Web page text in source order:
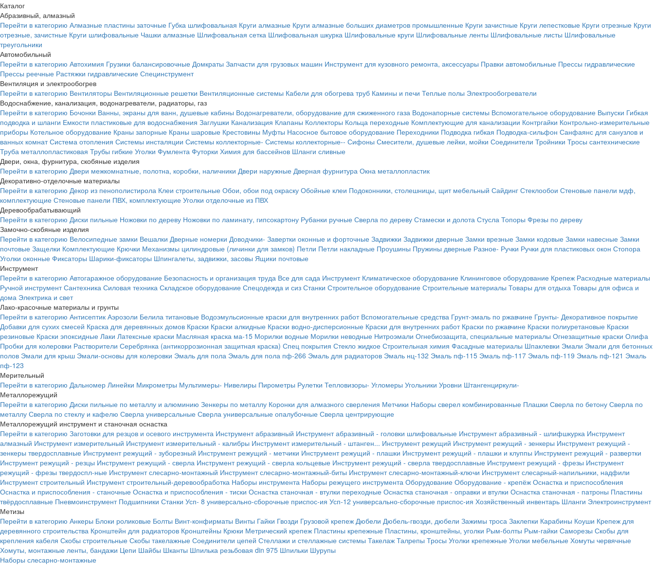
Каталог
Абразивный, алмазный
Перейти в категорию Алмазные пластины заточные Губка шлифовальная Круги алмазные Круги алмазные больших диаметров промышленные Круги зачистные Круги лепестковые Круги отрезные Круги
отрезные, зачистные Круги шлифовальные Чашки алмазные Шлифовальная сетка Шлифовальная шкурка Шлифовальные круги Шлифовальные ленты Шлифовальные листы Шлифовальные
треугольники
Автомобильный
Перейти в категорию Автохимия Грузики балансировочные Домкраты Запчасти для грузовых машин Инструмент для кузовного ремонта, аксессуары Правки автомобильные Прессы гидравлические
Прессы реечные Растяжки гидравлические Специнструмент
Вентиляция и электрообогрев
Перейти в категорию Вентиляторы Вентиляционные решетки Вентиляционные системы Кабели для обогрева труб Камины и печи Теплые полы Электрообогреватели
Водоснабжение, канализация, водонагреватели, радиаторы, газ
Перейти в категорию Бочонки Ванны, экраны для ванн, душевые кабины Водонагреватели, оборудование для сжиженного газа Водонапорные системы Вспомогательное оборудование Выпуски Гибкая
подводка и шланги Емкости пластиковые для водоснабжения Заглушки Канализация Клапаны Коллекторы Кольца переходные Комплектующие для канализации Контргайки Контрольно-измерительные
приборы Котельное оборудование Краны запорные Краны шаровые Крестовины Муфты Насосное бытовое оборудование Переходники Подводка гибкая Подводка-сильфон Санфаянс для санузлов и
ванных комнат Система отопления Системы инсталяции Системы коллекторные- Системы коллекторные-- Сифоны Смесители, душевые лейки, мойки Соединители Тройники Тросы сантехнические
Труба металлопластиковая Трубы гибкие Уголки Фумлента Футорки Химия для бассейнов Шланги сливные
Двери, окна, фурнитура, скобяные изделия
Перейти в категорию Двери межкомнатные, полотна, коробки, наличники Двери наружные Дверная фурнитура Окна металлопластик
Декоративно-отделочные материалы
Перейти в категорию Декор из пенополистирола Клеи строительные Обои, обои под окраску Обойные клеи Подоконники, столешницы, щит мебельный Сайдинг Стеклообои Стеновые панели мдф,
комплектующие Стеновые панели ПВХ, комплектующие Уголки отделочные из ПВХ
Деревообрабатывающий
Перейти в категорию Диски пильные Ножовки по дереву Ножовки по ламинату, гипсокартону Рубанки ручные Сверла по дереву Стамески и долота Стусла Топоры Фрезы по дереву
Замочно-скобяные изделия
Перейти в категорию Велосипедные замки Вешалки Дверные номерки Доводчики- Завертки оконные и форточные Задвижки Задвижки дверные Замки врезные Замки кодовые Замки навесные Замки
почтовые Защелки Комплектующие Крючки Механизмы цилиндровые (личинки для замков) Петли Петли накладные Проушины Пружины дверные Разное- Ручки Ручки для пластиковых окон Стопора
Уголки оконные Фиксаторы Шарики-фиксаторы Шпингалеты, задвижки, засовы Ящики почтовые
Инструмент
Перейти в категорию Автогаражное оборудование Безопасность и организация труда Все для сада Инструмент Климатическое оборудование Клининговое оборудование Крепеж Расходные материалы
Ручной инструмент Сантехника Силовая техника Складское оборудование Спецодежда и сиз Станки Строительное оборудование Строительные материалы Товары для отдыха Товары для офиса и
дома Электрика и свет
Лако-красочные материалы и грунты
Перейти в категорию Антисептик Аэрозоли Белила титановые Водоэмульсионные краски для внутренних работ Вспомогательные средства Грунт-эмаль по ржавчине Грунты- Декоративное покрытие
Добавки для сухих смесей Краска для деревянных домов Краски Краски алкидные Краски водно-дисперсионные Краски для внутренних работ Краски по ржавчине Краски полиуретановые Краски
резиновые Краски эпоксидные Лаки Латексные краски Масляная краска ма-15 Морилки водные Морилки неводные Нитроэмали Огнебиозащита, специальные материалы Огнезащитные краски Олифа
Пробки для колеровки Растворители Серебрянка (антикоррозионная защитная краска) Спец покрытия Стекло жидкое Строительная химия Фасадные материалы Шпаклевки Эмали Эмали для бетонных
полов Эмали для крыш Эмали-основы для колеровки Эмаль для пола Эмаль для пола пф-266 Эмаль для радиаторов Эмаль нц-132 Эмаль пф-115 Эмаль пф-117 Эмаль пф-119 Эмаль пф-121 Эмаль
пф-123
Мерительный
Перейти в категорию Дальномер Линейки Микрометры Мультимеры- Нивелиры Пирометры Рулетки Тепловизоры- Угломеры Угольники Уровни Штангенциркули-
Металлорежущий
Перейти в категорию Диски пильные по металлу и алюминию Зенкеры по металлу Коронки для алмазного сверления Метчики Наборы сверел комбинированные Плашки Сверла по бетону Сверла по
металлу Сверла по стеклу и кафелю Сверла универсальные Сверла универсальные опалубочные Сверла центрирующие
Металлорежущий инструмент и станочная оснастка
Перейти в категорию Заготовки для резцов и осевого инструмента Инструмент абразивный Инструмент абразивный - головки шлифовальные Инструмент абразивный - шлифшкурка Инструмент
алмазный Инструмент измерительный Инструмент измерительный - калибры Инструмент измерительный - штанген... Инструмент режущий Инструмент режущий - зенкеры Инструмент режущий -
зенкеры твердосплавные Инструмент режущий - зуборезный Инструмент режущий - метчики Инструмент режущий - плашки Инструмент режущий - плашки и клуппы Инструмент режущий - развертки
Инструмент режущий - резцы Инструмент режущий - сверла Инструмент режущий - сверла кольцевые Инструмент режущий - сверла твердосплавные Инструмент режущий - фрезы Инструмент
режущий - фрезы твердоспл-ные Инструмент слесарно-монтажный Инструмент слесарно-монтажный-биты Инструмент слесарно-монтажный-ключи Инструмент слесарный-напильники, надфили
Инструмент строительный Инструмент строительный-деревообработка Наборы инструмента Наборы режущего инструмента Оборудование Оборудование - крепёж Оснастка и приспособления
Оснастка и приспособления - станочные Оснастка и приспособления - тиски Оснастка станочная - втулки переходные Оснастка станочная - оправки и втулки Оснастка станочная - патроны Пластины
твёрдосплавные Пневмоинструмент Подшипники Станки Усп- 8 универсально-сборочные приспос-ия Усп-12 универсально-сборочные приспос-ия Хозяйственный инвентарь Шланги Электроинструмент
Метизы
Перейти в категорию Анкеры Блоки роликовые Болты Винт-конфирматы Винты Гайки Гвозди Грузовой крепеж Дюбели Дюбель-гвозди, дюбели Зажимы троса Заклепки Карабины Коуши Крепеж для
деревянного строительства Кронштейн для радиаторов Кронштейны Крюки Метрический крепеж Пластины крепежные Пластины, кронштейны, уголки Рым-болты Рым-гайки Саморезы Скобы для
крепления кабеля Скобы строительные Скобы такелажные Соединители цепей Стеллажи и стеллажные системы Такелаж Талрепы Тросы Уголки крепежные Уголки мебельные Хомуты червячные
Хомуты, монтажные ленты, бандажи Цепи Шайбы Шканты Шпилька резьбовая din 975 Шпильки Шурупы
Наборы слесарно-монтажные